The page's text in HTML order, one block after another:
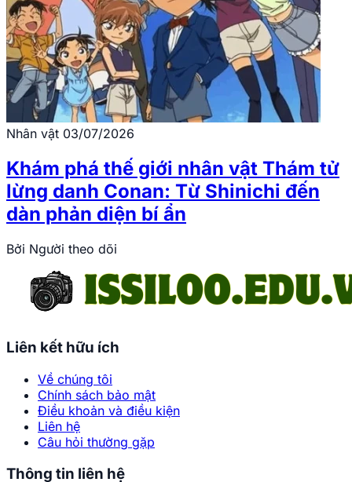
Nhân vật 03/07/2026
Khám phá thế giới nhân vật Thám tử
lừng danh Conan: Từ Shinichi đến
dàn phản diện bí ẩn
Bởi Người theo dõi
Liên kết hữu ích
Về chúng tôi
Chính sách bảo mật
Điều khoản và điều kiện
Liên hệ
Câu hỏi thường gặp
Thông tin liên hệ